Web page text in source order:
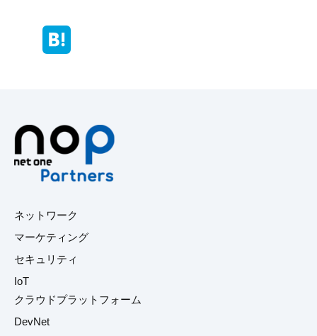
ネットワーク
マーケティング
セキュリティ
IoT
クラウドプラットフォーム
DevNet